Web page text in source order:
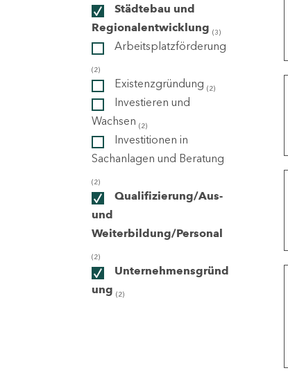
Städtebau und
Regionalentwicklung (3)
Arbeitsplatzförderung
(2)
Existenzgründung (2)
Investieren und
Wachsen (2)
Investitionen in
Sachanlagen und Beratung
(2)
Qualifizierung/Aus-
und
Weiterbildung/Personal
(2)
Unternehmensgründ
ung (2)